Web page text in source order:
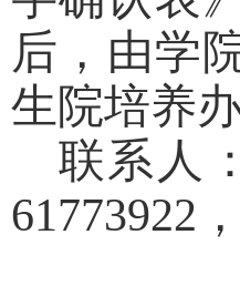
后，由学
生院培养
联系人
61773922